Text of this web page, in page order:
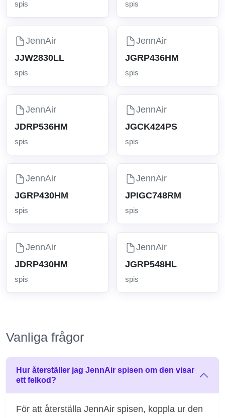
spis spis
JennAir
JJW2830LL
spis
JennAir
JGRP436HM
spis
JennAir
JDRP536HM
spis
JennAir
JGCK424PS
spis
JennAir
JGRP430HM
spis
JennAir
JPIGC748RM
spis
JennAir
JDRP430HM
spis
JennAir
JGRP548HL
spis
Vanliga frågor
Hur återställer jag JennAir spisen om den visar
ett felkod?
För att återställa JennAir spisen, koppla ur den